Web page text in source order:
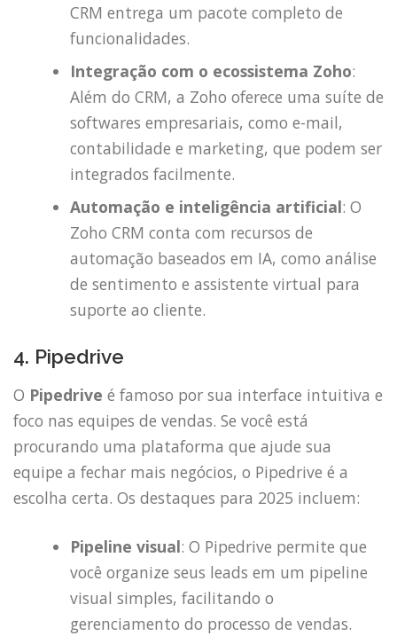
CRM entrega um pacote completo de
funcionalidades.
Integração com o ecossistema Zoho:
Além do CRM, a Zoho oferece uma suíte de
softwares empresariais, como e-mail,
contabilidade e marketing, que podem ser
integrados facilmente.
Automação e inteligência artificial: O
Zoho CRM conta com recursos de
automação baseados em IA, como análise
de sentimento e assistente virtual para
suporte ao cliente.
4. Pipedrive
O Pipedrive é famoso por sua interface intuitiva e
foco nas equipes de vendas. Se você está
procurando uma plataforma que ajude sua
equipe a fechar mais negócios, o Pipedrive é a
escolha certa. Os destaques para 2025 incluem:
Pipeline visual: O Pipedrive permite que
você organize seus leads em um pipeline
visual simples, facilitando o
gerenciamento do processo de vendas.